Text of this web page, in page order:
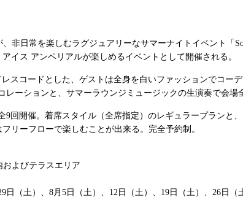
非日常を楽しむラグジュアリーなサマーナイトイベント「
イス アンペリアルが楽しめるイベントとして開催される。
レスコードとした、ゲストは全身を白いファッションでコ
ーションと、サマーラウンジミュージックの生演奏で会場
9回開催。着席スタイル（全席指定）のレギュラープラン
リーフローで楽しむことが出来る。完全予約制。
よびテラスエリア
（土）、8月5日（土）、12日（土）、19日（土）、26日（